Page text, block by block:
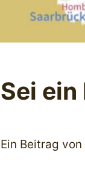
Sei
Ein Beitrag von